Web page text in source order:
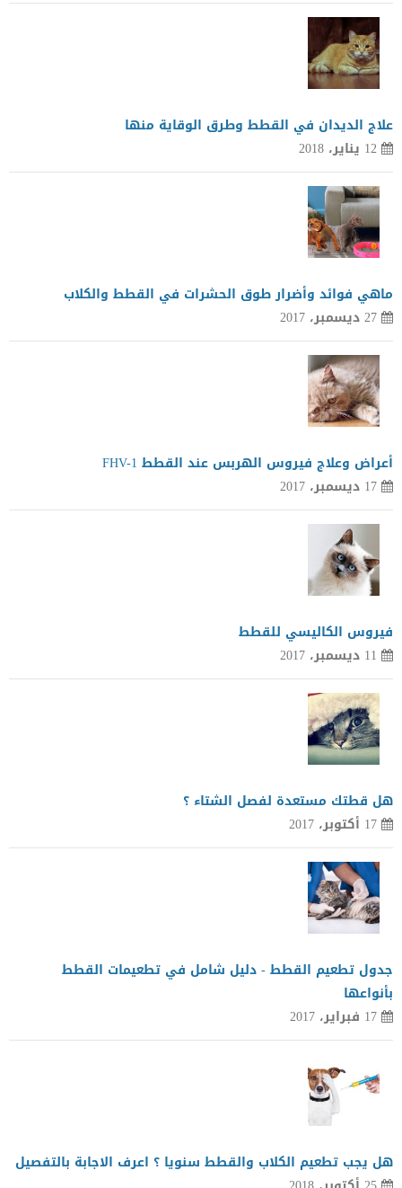
علاج الديدان في القطط وطرق الوقاية منها
12 يناير، 2018
ماهي فوائد وأضرار طوق الحشرات في القطط والكلاب
27 ديسمبر، 2017
أعراض وعلاج فيروس الهربس عند القطط FHV-1
17 ديسمبر، 2017
فيروس الكاليسي للقطط
11 ديسمبر، 2017
هل قطتك مستعدة لفصل الشتاء ؟
17 أكتوبر، 2017
جدول تطعيم القطط - دليل شامل في تطعيمات القطط
بأنواعها
17 فبراير، 2017
هل يجب تطعيم الكلاب والقطط سنويا ؟ اعرف الاجابة بالتفصيل